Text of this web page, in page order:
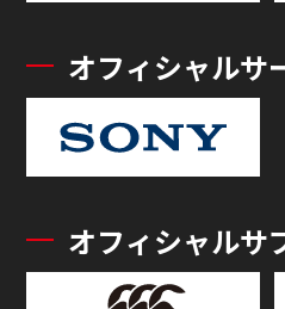
オフィシャルサ
オフィシャルサ